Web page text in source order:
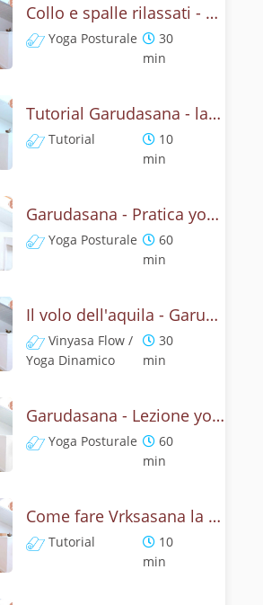
Collo e spalle rilassati - Garudasana Yoga Posturale
Yoga Posturale
30
min
Tutorial Garudasana - la posizone dell'aquila
Tutorial
10
min
Garudasana - Pratica yoga con l'anatomia dell'aquila
Yoga Posturale
60
min
Il volo dell'aquila - Garudasana yoga flow
Vinyasa Flow /
Yoga Dinamico
30
min
Garudasana - Lezione yoga con la storia dell'aquila
Yoga Posturale
60
min
Come fare Vrksasana la posizione dell’albero? Tutorial
Tutorial
10
min